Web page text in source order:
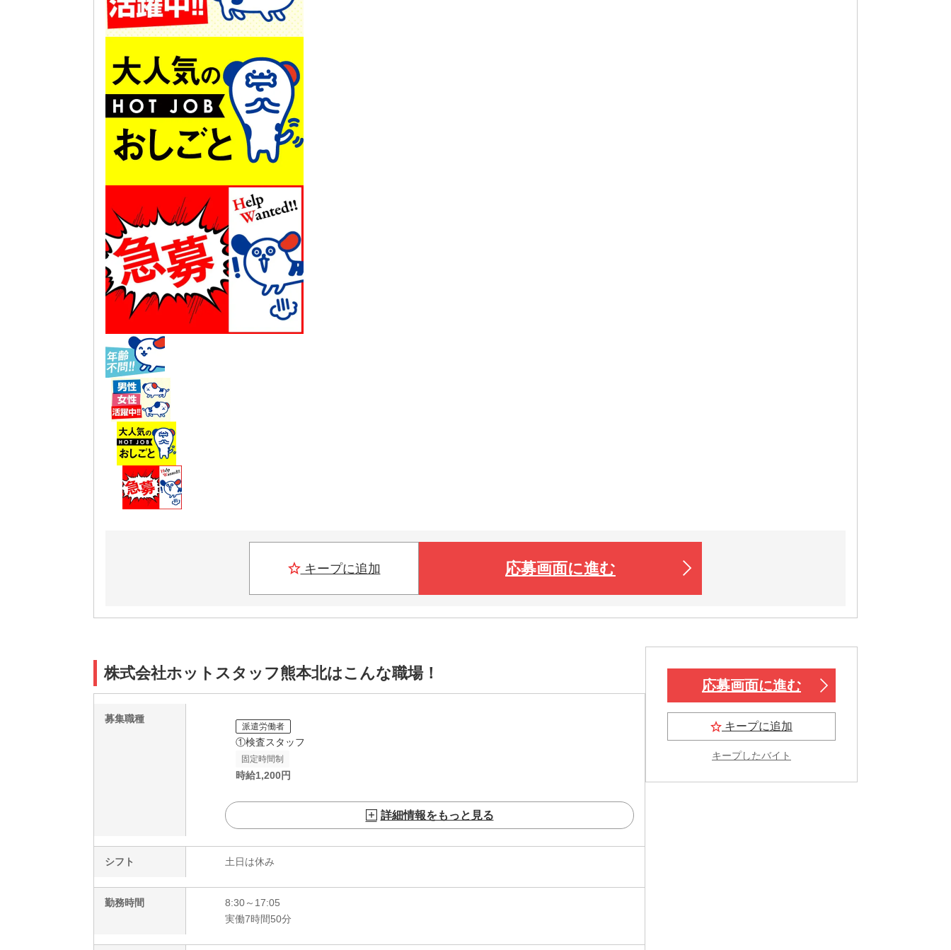
キープに追加 応募画面に進む
株式会社ホットスタッフ熊本北はこんな職場！
募集職種
派遣労働者
①検査スタッフ
固定時間制
時給1,200円
詳細情報をもっと見る
シフト 土日は休み
勤務時間
8:30～17:05
実働7時間50分
応募画面に進む
キープに追加
キープしたバイト